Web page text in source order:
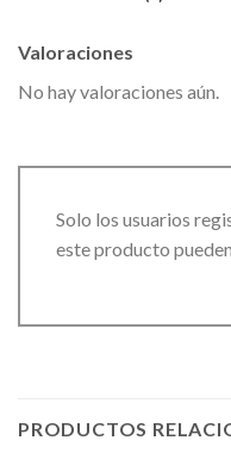
Valoraciones
No hay valoraciones aún.
Solo los usuarios
este producto
PRODUCTOS